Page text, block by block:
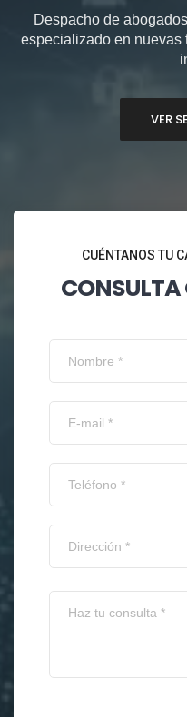
Despacho de
especializado en nuevas
VER
CUÉNTANOS TU
CONSULTA